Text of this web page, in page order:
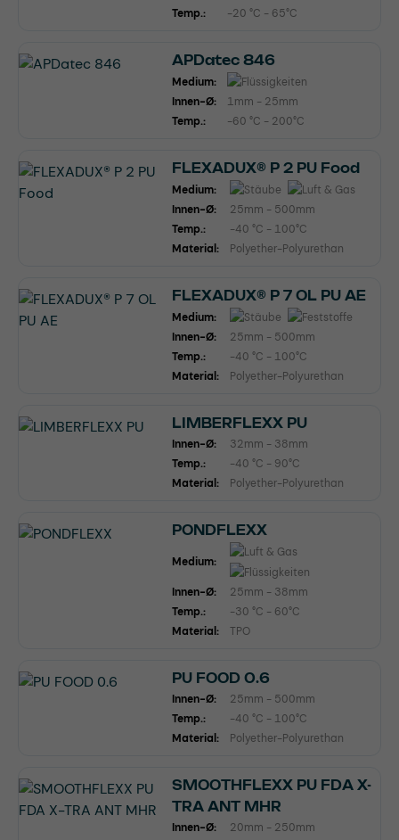
Temp.:
-20 °C - 65°C
APDatec 846
Medium:
Innen-Ø:
1mm - 25mm
Temp.:
-60 °C - 200°C
FLEXADUX® P 2 PU Food
Medium:
Innen-Ø:
25mm - 500mm
Temp.:
-40 °C - 100°C
Material:
Polyether-Polyurethan
FLEXADUX® P 7 OL PU AE
Medium:
Innen-Ø:
25mm - 500mm
Temp.:
-40 °C - 100°C
Material:
Polyether-Polyurethan
LIMBERFLEXX PU
Innen-Ø:
32mm - 38mm
Temp.:
-40 °C - 90°C
Material:
Polyether-Polyurethan
PONDFLEXX
Medium:
Innen-Ø:
25mm - 38mm
Temp.:
-30 °C - 60°C
Material:
TPO
PU FOOD 0.6
Innen-Ø:
25mm - 500mm
Temp.:
-40 °C - 100°C
Material:
Polyether-Polyurethan
SMOOTHFLEXX PU FDA X-
TRA ANT MHR
Innen-Ø:
20mm - 250mm